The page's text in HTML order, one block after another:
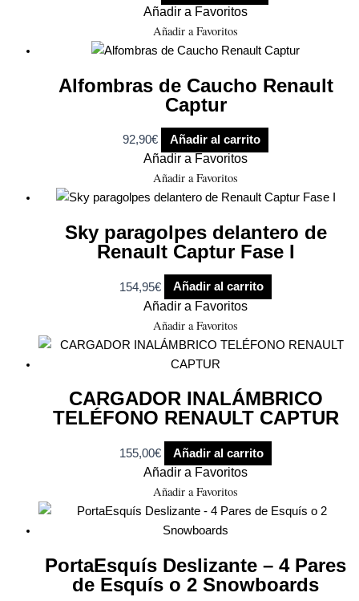
Añadir a Favoritos
Añadir a Favoritos
Alfombras de Caucho Renault
Captur
92,90€ Añadir al carrito
Añadir a Favoritos
Añadir a Favoritos
Sky paragolpes delantero de
Renault Captur Fase I
154,95€ Añadir al carrito
Añadir a Favoritos
Añadir a Favoritos
CARGADOR INALÁMBRICO
TELÉFONO RENAULT CAPTUR
155,00€ Añadir al carrito
Añadir a Favoritos
Añadir a Favoritos
PortaEsquís Deslizante – 4 Pares
de Esquís o 2 Snowboards